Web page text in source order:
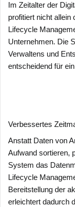
Im Zeitalter der
profitiert nicht allein
Lifecycle
Unternehmen. Die
Verwaltens und
entscheidend für
Verbessertes
Anstatt Daten von
Aufwand sortieren,
System das
Lifecycle
Bereitstellung der
erleichtert dadurch